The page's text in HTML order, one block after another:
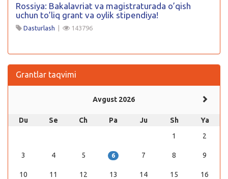
Rossiya: Bakalavriat va magistraturada o’qish
uchun to’liq grant va oylik stipendiya!
Dasturlash | 143796
Grantlar taqvimi
Avgust 2026
Du Se Ch Pa Ju Sh
Ya
1
2
3 4 5 6 7 8 9
10 11 12 13 14 15 16